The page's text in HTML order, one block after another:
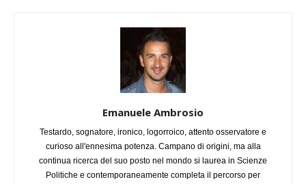
Emanuele Ambrosio
Testardo, sognatore, ironico, logorroico, attento osservatore e
curioso all'ennesima potenza. Campano di origini, ma alla
continua ricerca del suo posto nel mondo si laurea in Scienze
Politiche e contemporaneamente completa il percorso per